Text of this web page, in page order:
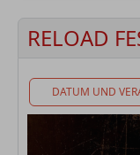
RELOAD
DATUM UND